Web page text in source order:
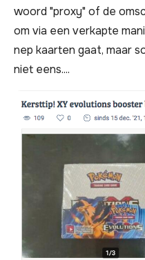
woord "proxy" of de
om via een verkapte
nep kaarten gaat, maar
niet eens....